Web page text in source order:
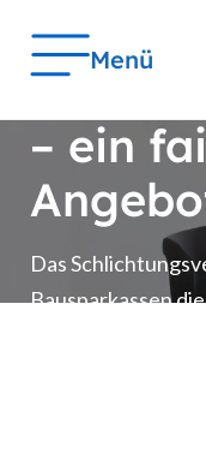
Menü
Das
– ein
Das
Bausparkassen